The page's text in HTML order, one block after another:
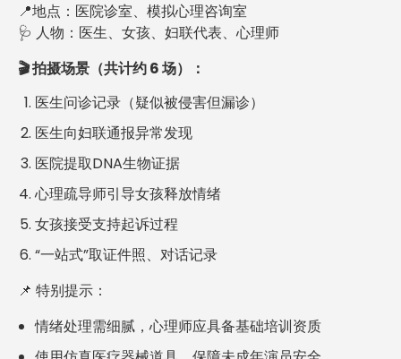
📍地点：医院诊室、模拟心理咨询室
🩺 人物：医生、女孩、妇联代表、心理师
🎬 拍摄场景（共计约 6 场）：
医生问诊记录（疑似被侵害但漏诊）
医生向妇联通报异常发现
医院提取DNA生物证据
心理疏导师引导女孩释放情绪
女孩接受支持起诉过程
“一站式”取证件照、对话记录
📌 特别提示：
情绪处理需细腻，心理师应具备基础培训资质